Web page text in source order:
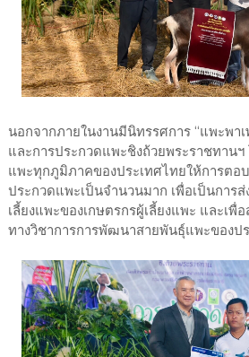
นอกจากภายในงานมีนิทรรศการ “แพะพา
และการประกวดแพะชิงถ้วยพระราชทานฯ
แพะทุกภูมิภาคของประเทศไทยให้การตอ
ประกวดแพะเป็นจำนวนมาก เพื่อเป็นการ
เลี้ยงแพะของเกษตรกรผู้เลี้ยงแพะ และเพื่
ทางวิชาการการพัฒนาสายพันธุ์แพะของป